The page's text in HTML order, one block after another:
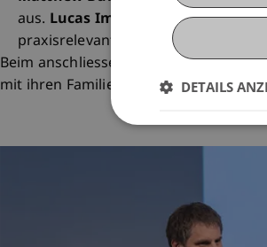
aus. Lucas Imris
(Master of
praxisrelevanteste Masterthesis im
Beim anschliessenden Apéro im
mit ihren Familien auf den Meilenstein
DETAILS